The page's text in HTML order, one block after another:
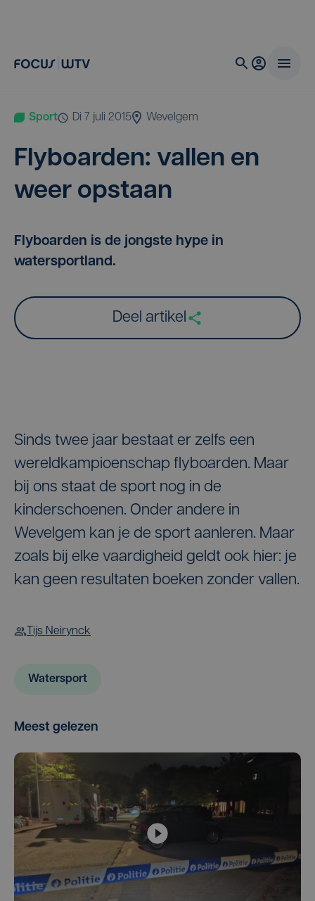
Sport di 7 juli 2015 Wevelgem
Fly­boar­den: val­len en
weer opstaan
Flyboarden is de jongste hype in
watersportland.
Deel artikel
Sinds twee jaar bestaat er zelfs een
wereldkampioenschap flyboarden. Maar
bij ons staat de sport nog in de
kinderschoenen. Onder andere in
Wevelgem kan je de sport aanleren. Maar
zoals bij elke vaardigheid geldt ook hier: je
kan geen resultaten boeken zonder vallen.
Tijs Neirynck
Watersport
Meest gelezen